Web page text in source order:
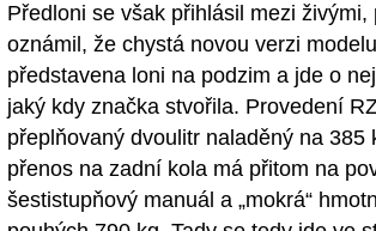
Předloni se však přihlásil mezi živými,
oznámil, že chystá novou verzi
představena loni na podzim a jde o
jaký kdy značka stvořila. Provedení
přeplňovaný dvoulitr naladěný na 385
přenos na zadní kola má přitom na
šestistupňový manuál a „mokrá“